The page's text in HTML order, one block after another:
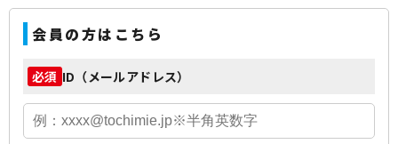
会員の方はこちら
必須 ID（メールアドレス）